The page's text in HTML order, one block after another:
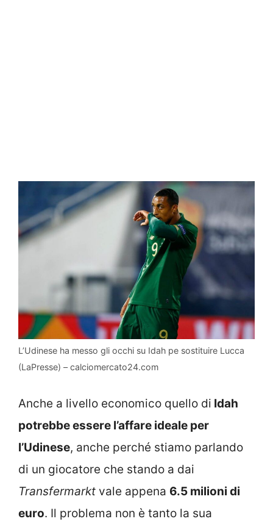
L’Udinese ha messo gli occhi su Idah pe sostituire Lucca
(LaPresse) – calciomercato24.com
Anche a livello economico quello di Idah
potrebbe essere l’affare ideale per
l’Udinese, anche perché stiamo parlando
di un giocatore che stando a dai
Transfermarkt vale appena 6.5 milioni di
euro. Il problema non è tanto la sua